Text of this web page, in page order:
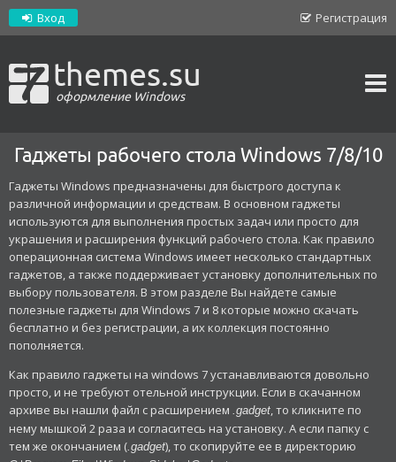
Регистрация
Вход
themes.su
оформление Windows
Гаджеты рабочего стола Windows 7/8/10
Гаджеты Windows предназначены для быстрого доступа к
различной информации и средствам. В основном гаджеты
используются для выполнения простых задач или просто для
украшения и расширения функций рабочего стола. Как правило
операционная система Windows имеет несколько стандартных
гаджетов, а также поддерживает установку дополнительных по
выбору пользователя. В этом разделе Вы найдете самые
полезные гаджеты для Windows 7 и 8 которые можно скачать
бесплатно и без регистрации, а их коллекция постоянно
пополняется.
Как правило гаджеты на windows 7 устанавливаются довольно
просто, и не требуют отельной инструкции. Если в скачанном
архиве вы нашли файл с расширением .gadget, то кликните по
нему мышкой 2 раза и согласитесь на установку. А если папку с
тем же окончанием (.gadget), то скопируйте ее в директорию